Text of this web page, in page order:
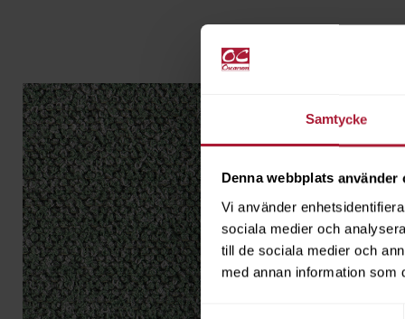
Samtycke
Denna webbplats använder
Vi använder
sociala medier och
till de sociala medier och
med annan information som
Samtyckesval